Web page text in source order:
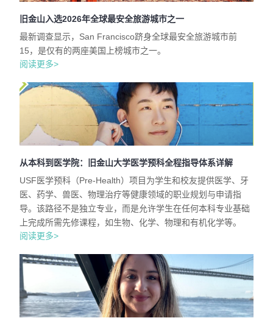
旧金山入选2026年全球最安全旅游城市之一
最新调查显示，San Francisco跻身全球最安全旅游城市前
15，是仅有的两座美国上榜城市之一。
阅读更多>
从本科到医学院：旧金山大学医学预科全程指导体系详解
USF医学预科（Pre-Health）项目为学生和校友提供医学、牙
医、药学、兽医、物理治疗等健康领域的职业规划与申请指
导。该路径不是独立专业，而是允许学生在任何本科专业基础
上完成所需先修课程，如生物、化学、物理和有机化学等。
阅读更多>